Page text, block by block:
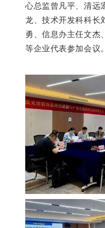
心总监曾凡平、清远
龙、技术开发科科长
勇 、信息办主任文杰、
等企业代表参加会议。